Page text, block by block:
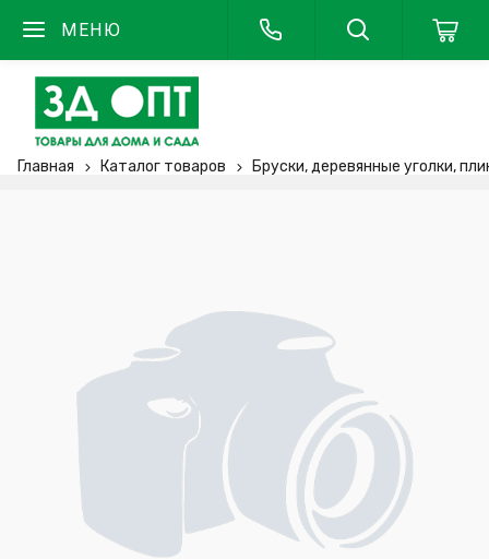
МЕНЮ
Главная Каталог товаров Бруски, деревянные уголки,